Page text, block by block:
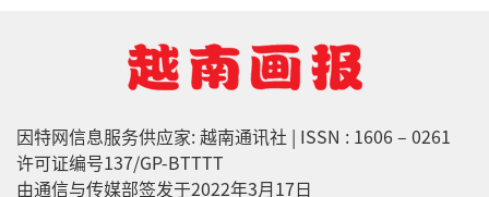
因特网信息服务供应家: 越南通讯社 | ISSN : 1606 – 0261
许可证编号137/GP-BTTTT
由通信与传媒部签发于2022年3月17日